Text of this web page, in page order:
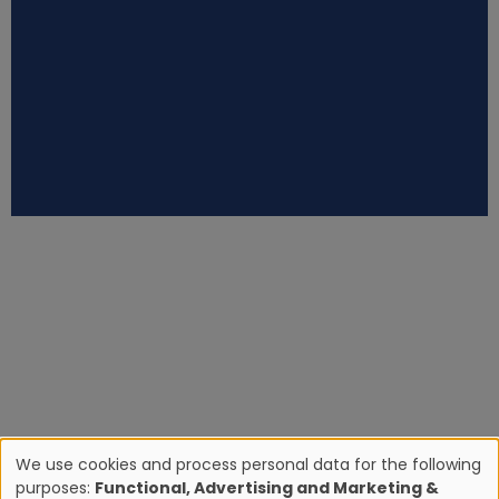
We use cookies and process personal data for the following
purposes: Functional, Advertising and Marketing &